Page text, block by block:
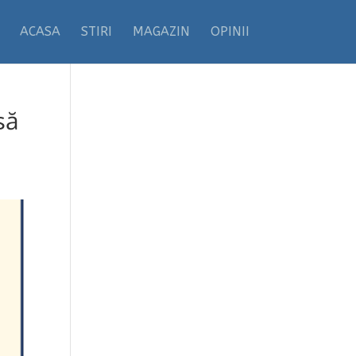
ACASA STIRI MAGAZIN OPINII